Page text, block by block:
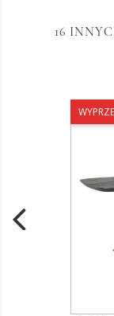
16